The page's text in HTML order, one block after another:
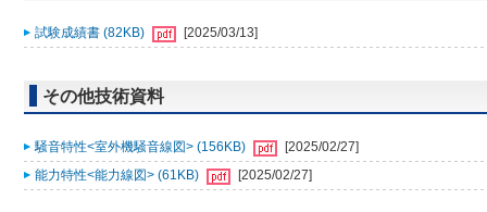
試験成績書 (82KB) [2025/03/13]
その他技術資料
騒音特性<室外機騒音線図> (156KB)
[2025/02/27]
能力特性<能力線図> (61KB)
[2025/02/27]